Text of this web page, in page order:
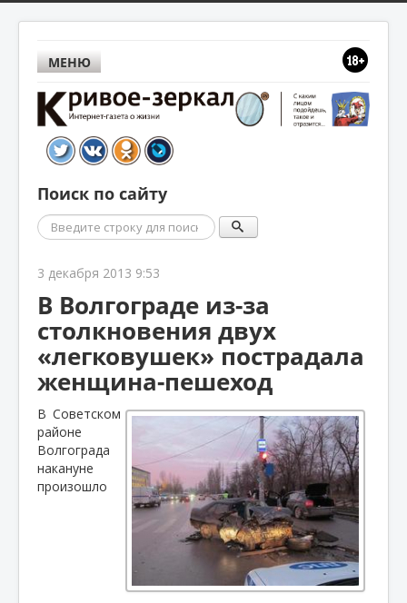
МЕНЮ
Поиск по сайту
Поиск
3 декабря 2013 9:53
В Волгограде из-за
столкновения двух
«легковушек» пострадала
женщина-пешеход
В Советском
районе
Волгограда
накануне
произошло